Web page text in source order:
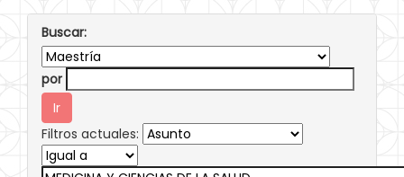
Buscar:
por
Filtros actuales: